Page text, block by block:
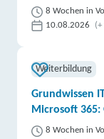
Berufliche
Wirtschaft
96052 Bamberg
DAA
8 Wochen in
10.08.2026
Weiterbildung
Grundwissen
Microsoft 365:
8 Wochen in